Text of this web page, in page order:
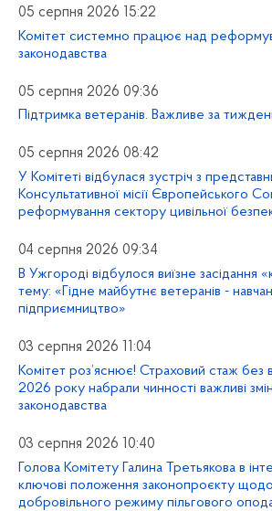
05 серпня 2026 15:22
Комітет системно працює над
законодавства
05 серпня 2026 09:36
Підтримка ветеранів. Важливе за
05 серпня 2026 08:42
У Комітеті відбулася зустріч з
Консультативної місії Європейського
реформування сектору цивільної
04 серпня 2026 09:34
В Ужгороді відбулося виїзне засідання
тему: «Гідне майбутнє ветеранів -
підприємництво»
03 серпня 2026 11:04
Комітет роз’яснює! Страховий стаж без
2026 року набрали чинності важливі
законодавства
03 серпня 2026 10:40
Голова Комітету Галина Третьякова в
ключові положення законопроєкту
добровільного режиму пільгового